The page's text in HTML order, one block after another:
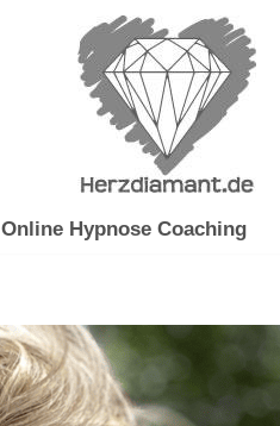
Online Hypnose Coaching